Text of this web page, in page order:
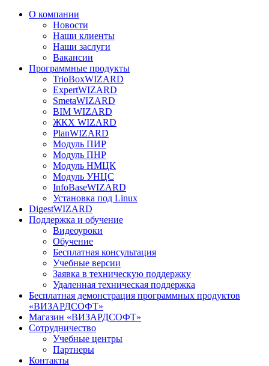
О компании
Новости
Наши клиенты
Наши заслуги
Вакансии
Программные продукты
TrioBoxWIZARD
ExpertWIZARD
SmetaWIZARD
BIM WIZARD
ЖКХ WIZARD
PlanWIZARD
Модуль ПИР
Модуль ПНР
Модуль НМЦК
Модуль УНЦС
InfoBaseWIZARD
Установка под Linux
DigestWIZARD
Поддержка и обучение
Видеоуроки
Обучение
Бесплатная консультация
Учебные версии
Заявка в техническую поддержку
Удаленная техническая поддержка
Бесплатная демонстрация программных продуктов
«ВИЗАРДСОФТ»
Магазин «ВИЗАРДСОФТ»
Сотрудничество
Учебные центры
Партнеры
Контакты